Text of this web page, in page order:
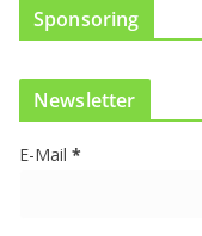
t
e
e
Sponsoring
Newsletter
E-Mail *